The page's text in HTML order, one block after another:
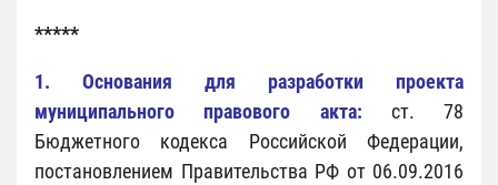
*****
1. Основания для разработки проекта
муниципального правового акта: ст. 78
Бюджетного кодекса Российской Федерации,
постановлением Правительства РФ от 06.09.2016